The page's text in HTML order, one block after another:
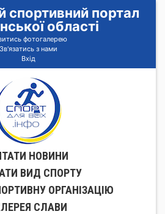
спортивний портал
області
фотогалерею
Зв'язатись з нами
Вхід
НОВИНИ
ВИД СПОРТУ
ОРГАНIЗАЦIЮ
СЛАВИ